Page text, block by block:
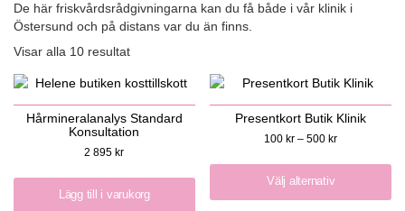
De här friskvårdsrådgivningarna kan du få både i vår klinik i
Östersund och på distans var du än finns.
Visar alla 10 resultat
Hårmineralanalys Standard
Konsultation
2 895 kr
Lägg till i varukorg
Presentkort Butik Klinik
100 kr – 500 kr
Välj alternativ